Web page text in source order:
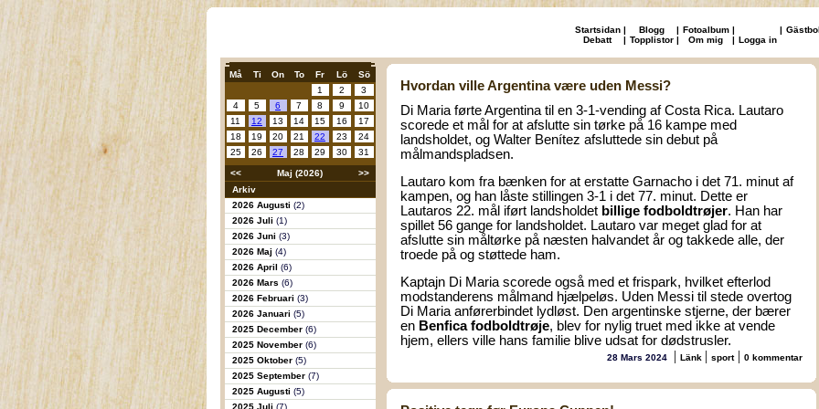
Startsidan | Blogg | Fotoalbum | |
Debatt
| Topplistor | Om mig | Logga in
Må Ti On To Fr Lö
Sö
1
2
3
4
5 6 7 8 9
10
11
12 13 14 15 16
17
18
19 20 21 22 23
24
25
26 27 28 29 30 31
<< Maj (2026)
>>
Arkiv
2026 Augusti (2)
2026 Juli (1)
2026 Juni (3)
2026 Maj (4)
2026 April (6)
2026 Mars (6)
2026 Februari (3)
2026 Januari (5)
2025 December (6)
2025 November (6)
2025 Oktober (5)
2025 September (7)
2025 Augusti (5)
2025 Juli (7)
Hvordan ville Argentina være uden Messi?
Di Maria førte Argentina til en 3-1-vending af Costa Rica. Lautaro
scorede et mål for at afslutte sin tørke på 16 kampe med
landsholdet, og Walter Benítez afsluttede sin debut på
målmandspladsen.
Lautaro kom fra bænken for at erstatte Garnacho i det 71. minut af
kampen, og han låste stillingen 3-1 i det 77. minut. Dette er
Lautaros 22. mål iført landsholdet billige fodboldtrøjer. Han har
spillet 56 gange for landsholdet. Lautaro var meget glad for at
afslutte sin måltørke på næsten halvandet år og takkede alle, der
troede på og støttede ham.
Kaptajn Di Maria scorede også med et frispark, hvilket efterlod
modstanderens målmand hjælpeløs. Uden Messi til stede overtog
Di Maria anførerbindet lydløst. Den argentinske stjerne, der bærer
en Benfica fodboldtrøje, blev for nylig truet med ikke at vende
hjem, ellers ville hans familie blive udsat for dødstrusler.
28 Mars 2024 | Länk | sport| 0 kommentar